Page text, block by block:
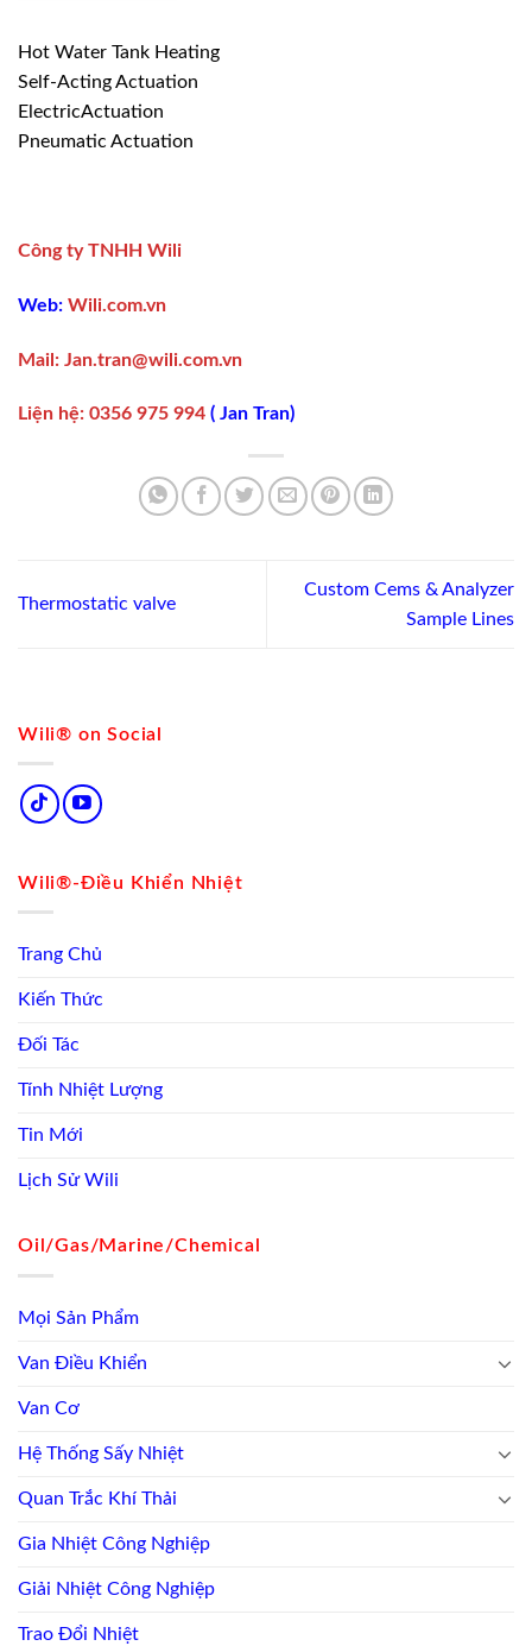
Wili® on Social
Wili®-Điều Khiển Nhiệt
Trang Chủ
Kiến Thức
Đối Tác
Tính Nhiệt Lượng
Tin Mới
Lịch Sử Wili
Oil/Gas/Marine/Chemical
Mọi Sản Phẩm
Van Điều Khiển
Van Cơ
Hệ Thống Sấy Nhiệt
Quan Trắc Khí Thải
Gia Nhiệt Công Nghiệp
Giải Nhiệt Công Nghiệp
Trao Đổi Nhiệt
Hot Water Tank Heating
Self-Acting Actuation
ElectricActuation
Pneumatic Actuation
Công ty TNHH Wili
Web: Wili.com.vn
Mail: Jan.tran@wili.com.vn
Liện hệ: 0356 975 994 ( Jan Tran)
Thermostatic valve
Custom Cems & Analyzer
Sample Lines